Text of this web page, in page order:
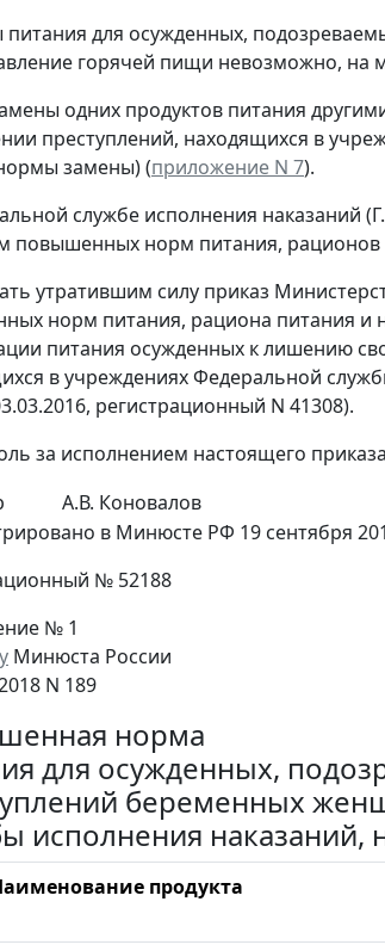
для осужденных,
горячей пищи невозможно, на
одних продуктов питания
преступлений, находящихся в
замены) (приложение N 7).
службе исполнения наказаний
повышенных норм питания,
утратившим силу приказ
норм питания, рациона питания и
питания осужденных к лишению
в учреждениях Федеральной
регистрационный N 41308).
за исполнением настоящего
А.В. Коновалов
в Минюсте РФ 19 сентября
№ 52188
№ 1
Минюста России
N 189
норма
для осужденных,
беременных
исполнения наказаний,
продукта